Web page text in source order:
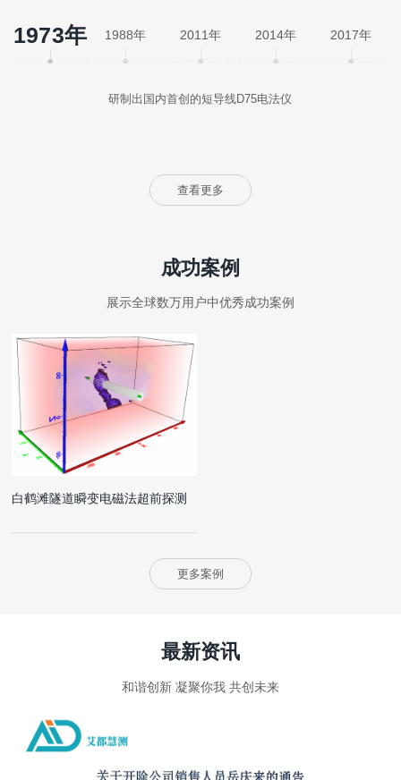
1973年 1988年 2011年 2014年 2017年
研制出国内首创的短导线D75电法仪
查看更多
成功案例
展示全球数万用户中优秀成功案例
白鹤滩隧道瞬变电磁法超前探测
更多案例
最新资讯
和谐创新 凝聚你我 共创未来